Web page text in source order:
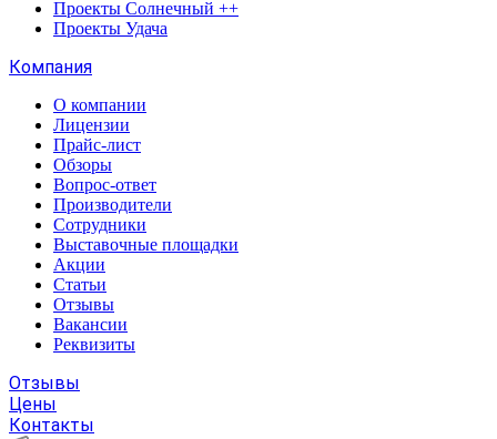
Проекты Солнечный ++
Проекты Удача
Компания
О компании
Лицензии
Прайс-лист
Обзоры
Вопрос-ответ
Производители
Сотрудники
Выставочные площадки
Акции
Статьи
Отзывы
Вакансии
Реквизиты
Отзывы
Цены
Контакты